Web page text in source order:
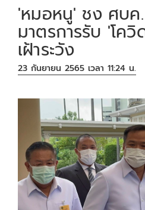
'หมอหนู' ชง ศบค.
มาตรการรับ 'โค
เฝ้าระวัง
23 กันยายน 2565 เวลา 11:24 น.